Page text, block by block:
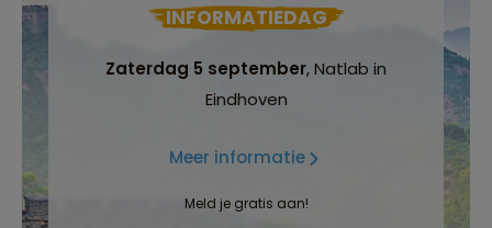
INFORMATIEDAG
Zaterdag 5 september, Natlab in
Eindhoven
Meer informatie
Meld je gratis aan!